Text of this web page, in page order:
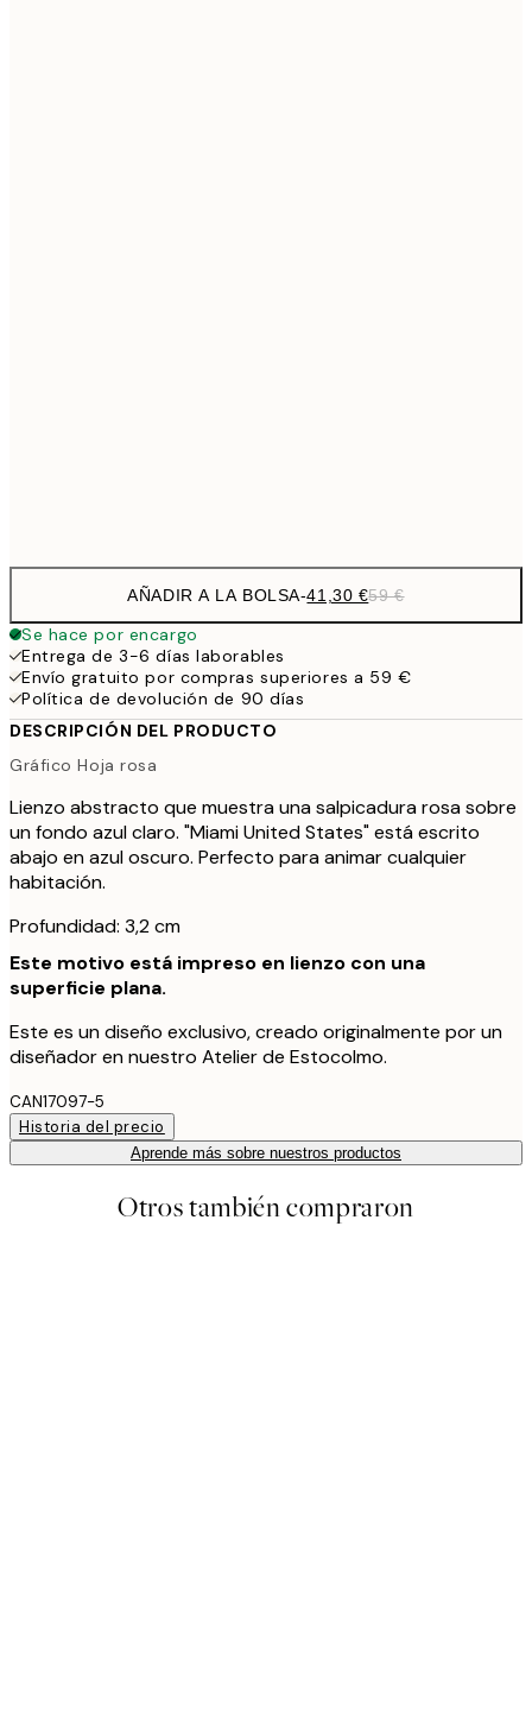
AÑADIR A LA BOLSA-41,30 €59 €
Se hace por encargo
Entrega de 3-6 días laborables
Envío gratuito por compras superiores a 59 €
Política de devolución de 90 días
DESCRIPCIÓN DEL PRODUCTO
Gráfico Hoja rosa
Lienzo abstracto que muestra una salpicadura rosa sobre
un fondo azul claro. "Miami United States" está escrito
abajo en azul oscuro. Perfecto para animar cualquier
habitación.
Profundidad: 3,2 cm
Este motivo está impreso en lienzo con una
superficie plana.
Este es un diseño exclusivo, creado originalmente por un
diseñador en nuestro Atelier de Estocolmo.
CAN17097-5
Historia del precio
Aprende más sobre nuestros productos
Otros también compraron